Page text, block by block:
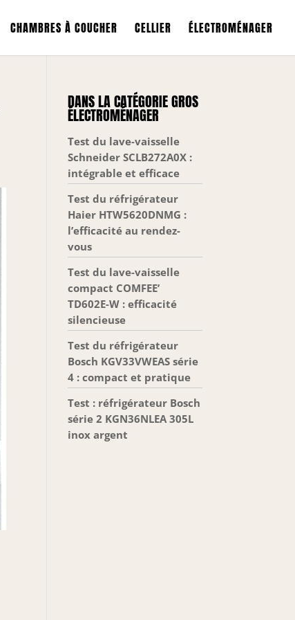
CHAMBRES À COUCHER CELLIER ÉLECTROMÉNAGER
DANS LA CATÉGORIE GROS
ÉLECTROMÉNAGER
Test du lave-vaisselle
Schneider SCLB272A0X :
intégrable et efficace
Test du réfrigérateur
Haier HTW5620DNMG :
l’efficacité au rendez-
vous
Test du lave-vaisselle
compact COMFEE’
TD602E-W : efficacité
silencieuse
Test du réfrigérateur
Bosch KGV33VWEAS série
4 : compact et pratique
Test : réfrigérateur Bosch
série 2 KGN36NLEA 305L
inox argent